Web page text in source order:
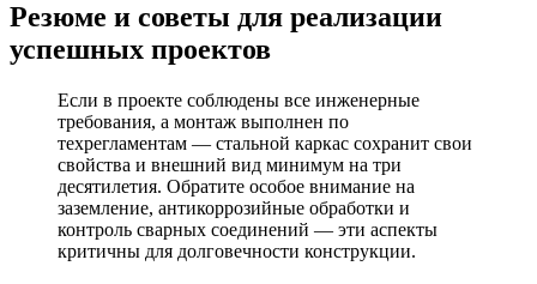
Резюме и советы для реализации
успешных проектов
Если в проекте соблюдены все инженерные
требования, а монтаж выполнен по
техрегламентам — стальной каркас сохранит свои
свойства и внешний вид минимум на три
десятилетия. Обратите особое внимание на
заземление, антикоррозийные обработки и
контроль сварных соединений — эти аспекты
критичны для долговечности конструкции.